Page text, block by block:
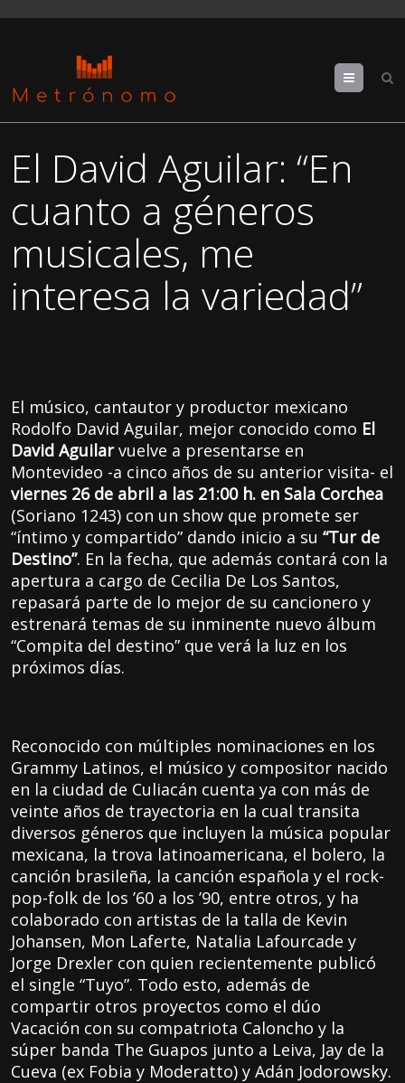
Menu
El David Aguilar: “En
cuanto a géneros
musicales, me
interesa la variedad”
El músico, cantautor y productor mexicano
Rodolfo David Aguilar, mejor conocido como El
David Aguilarvuelve a presentarse en
Montevideo -a cinco años de su anterior visita- el
viernes 26 de abril a las 21:00 h. en Sala Corchea
(Soriano 1243) con un show que promete ser
“íntimo y compartido” dando inicio a su“Tur de
Destino”. En la fecha, que además contará con la
apertura a cargo de Cecilia De Los Santos,
repasará parte de lo mejor de su cancionero y
estrenará temas de su inminente nuevo álbum
“Compita del destino” que verá la luz en los
próximos días.
Reconocido con múltiples nominaciones en los
Grammy Latinos, el músico y compositor nacido
en la ciudad de Culiacán cuenta ya con más de
veinte años de trayectoria en la cual transita
diversos géneros que incluyen la música popular
mexicana, la trova latinoamericana, el bolero, la
canción brasileña, la canción española y el rock-
pop-folk de los ’60 a los ’90, entre otros, y ha
colaborado con artistas de la talla de Kevin
Johansen, Mon Laferte, Natalia Lafourcade y
Jorge Drexler con quien recientemente publicó
el single “Tuyo”. Todo esto, además de
compartir otros proyectos como el dúo
Vacación con su compatriota Caloncho y la
súper banda The Guapos junto a Leiva, Jay de la
Cueva (ex Fobia y Moderatto) y Adán Jodorowsky.